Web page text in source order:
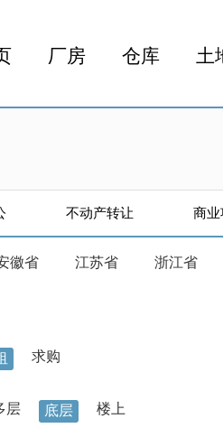
厂房 仓库 土
不动产转让 商业
徽省 江苏省 浙江省
求购
层 底层 楼上